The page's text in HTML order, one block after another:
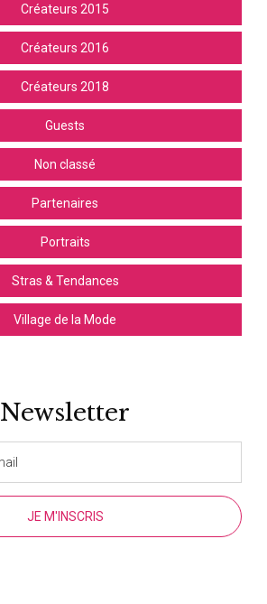
Créateurs 2015
Créateurs 2016
Créateurs 2018
Guests
Non classé
Partenaires
Portraits
Stras & Tendances
Village de la Mode
Newsletter